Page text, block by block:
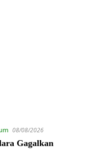
08/08/2026
Gagalkan